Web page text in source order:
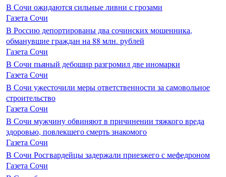
В Сочи ожидаются сильные ливни с грозами
Газета Сочи
В Россию депортированы два сочинских мошенника,
обманувшие граждан на 88 млн. рублей
Газета Сочи
В Сочи пьяный дебошир разгромил две иномарки
Газета Сочи
В Сочи ужесточили меры ответственности за самовольное
строительство
Газета Сочи
В Сочи мужчину обвиняют в причинении тяжкого вреда
здоровью, повлекшего смерть знакомого
Газета Сочи
В Сочи Росгвардейцы задержали приезжего с мефедроном
Газета Сочи